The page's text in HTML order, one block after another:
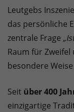
Leutgebs
das persönliche
zentrale Frage
Raum für
besondere
Seit über 400
einzigartige